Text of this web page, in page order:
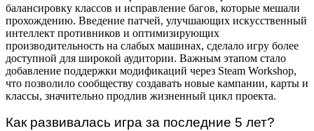
балансировку классов и исправление багов, которые мешали
прохождению. Введение патчей, улучшающих искусственный
интеллект противников и оптимизирующих
производительность на слабых машинах, сделало игру более
доступной для широкой аудитории. Важным этапом стало
добавление поддержки модификаций через Steam Workshop,
что позволило сообществу создавать новые кампании, карты и
классы, значительно продлив жизненный цикл проекта.
Как развивалась игра за последние 5 лет?